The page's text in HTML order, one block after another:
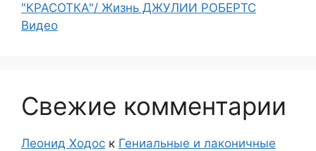
"КРАСОТКА"/ Жизнь ДЖУЛИИ РОБЕРТС
Видео
Свежие комментарии
Леонид Ходос к Гениальные и лаконичные